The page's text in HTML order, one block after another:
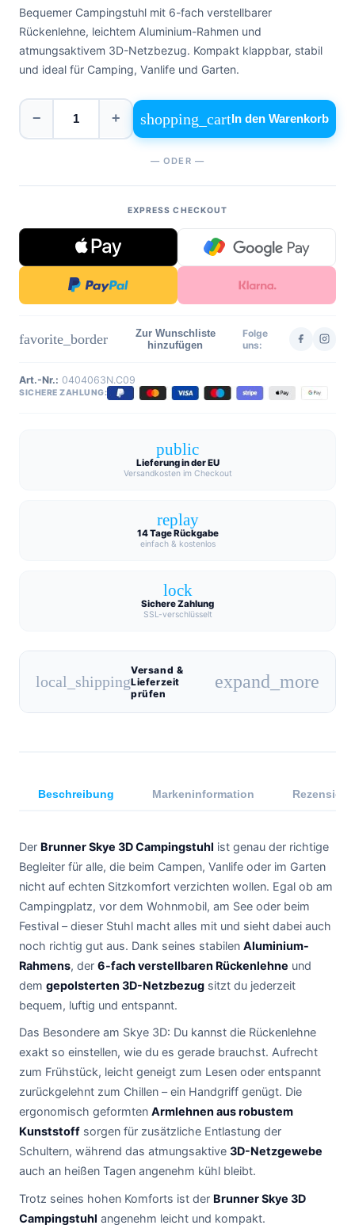
Bequemer Campingstuhl mit 6-fach verstellbarer
Rückenlehne, leichtem Aluminium-Rahmen und
atmungsaktivem 3D-Netzbezug. Kompakt klappbar, stabil
und ideal für Camping, Vanlife und Garten.
− + shopping_cartIn den Warenkorb
— ODER —
EXPRESS CHECKOUT
favorite_border
Zur Wunschliste
hinzufügen
Folge
uns:
Art.-Nr.: 0404063N.C09
SICHERE ZAHLUNG:
public
Lieferung in der EU
Versandkosten im Checkout
replay
14 Tage Rückgabe
einfach & kostenlos
lock
Sichere Zahlung
SSL-verschlüsselt
local_shipping
Versand &
Lieferzeit
prüfen
expand_more
Beschreibung Markeninformation
Der Brunner Skye 3D Campingstuhl ist genau der richtige
Begleiter für alle, die beim Campen, Vanlife oder im Garten
nicht auf echten Sitzkomfort verzichten wollen. Egal ob am
Campingplatz, vor dem Wohnmobil, am See oder beim
Festival – dieser Stuhl macht alles mit und sieht dabei auch
noch richtig gut aus. Dank seines stabilen Aluminium-
Rahmens, der 6-fach verstellbaren Rückenlehne und
dem gepolsterten 3D-Netzbezug sitzt du jederzeit
bequem, luftig und entspannt.
Das Besondere am Skye 3D: Du kannst die Rückenlehne
exakt so einstellen, wie du es gerade brauchst. Aufrecht
zum Frühstück, leicht geneigt zum Lesen oder entspannt
zurückgelehnt zum Chillen – ein Handgriff genügt. Die
ergonomisch geformten Armlehnen aus robustem
Kunststoff sorgen für zusätzliche Entlastung der
Schultern, während das atmungsaktive 3D-Netzgewebe
auch an heißen Tagen angenehm kühl bleibt.
Trotz seines hohen Komforts ist der Brunner Skye 3D
Campingstuhl angenehm leicht und kompakt.